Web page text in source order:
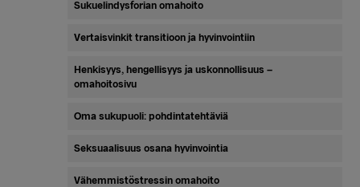
Sukuelindysforian omahoito
Vertaisvinkit transitioon ja hyvinvointiin
Henkisyys, hengellisyys ja uskonnollisuus –
omahoitosivu
Oma sukupuoli: pohdintatehtäviä
Seksuaalisuus osana hyvinvointia
Vähemmistöstressin omahoito